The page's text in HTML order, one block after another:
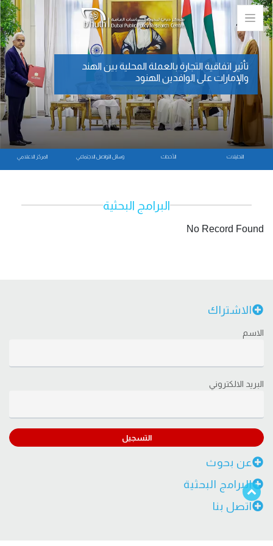
المركز الاعلامي وسائل التواصل الاجتماعي الأحداث التحليلات
تأثير اتفاقية التجارة بالعملة المحلية بين الهند
والإمارات على الوافدين الهنود
البرامج البحثية
No Record Found
الاشتراك
الاسم
البريد الالكتروني
التسجيل
عن بحوث
البرامج البحثية
اتصل بنا